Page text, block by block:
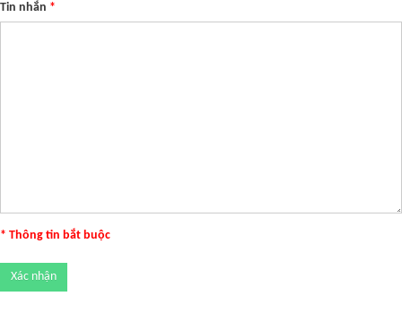
Tin nhắn *
* Thông tin bắt buộc